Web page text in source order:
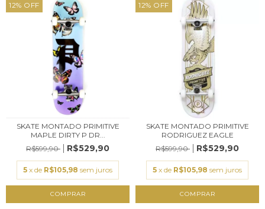
12% OFF
SKATE MONTADO PRIMITIVE
MAPLE DIRTY P DR...
R$599,90
R$529,90
5 x de R$105,98 sem juros
12% OFF
SKATE MONTADO PRIMITIVE
RODRIGUEZ EAGLE
R$599,90
R$529,90
5 x de R$105,98 sem juros